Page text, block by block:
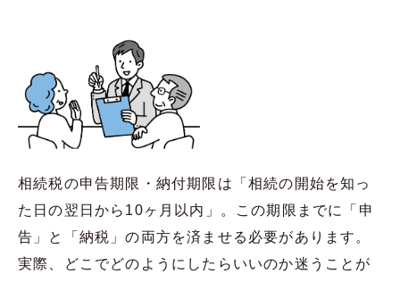
相続税の申告期限・納付期限は「相続の開始を知っ
た日の翌日から10ヶ月以内」。この期限までに「申
告」と「納税」の両方を済ませる必要があります。
実際、どこでどのようにしたらいいのか迷うことが